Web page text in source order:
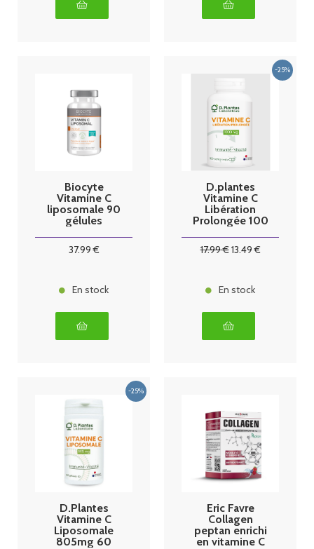
Biocyte
Vitamine C
liposomale 90
gélules
37.99€
En stock
D.plantes
Vitamine C
Libération
Prolongée 100
17.99€13.49€
En stock
D.Plantes
Vitamine C
Liposomale
805mg 60
Eric Favre
Collagen
peptan enrichi
en vitamine C